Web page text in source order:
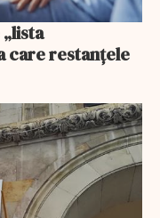
care restanțele